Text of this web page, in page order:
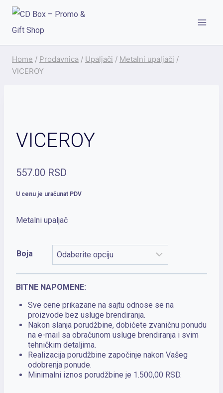
Skip
Home / Prodavnica / Upaljači / Metalni upaljači /
VICEROY
VICEROY
557.00 RSD
U cenu je uračunat PDV
Metalni upaljač
Boja
BITNE NAPOMENE:
Sve cene prikazane na sajtu odnose se na
proizvode bez usluge brendiranja.
Nakon slanja porudžbine, dobićete zvaničnu ponudu
na e-mail sa obračunom usluge brendiranja i svim
tehničkim detaljima.
Realizacija porudžbine započinje nakon Vašeg
odobrenja ponude.
Minimalni iznos porudžbine je 1.500,00 RSD.